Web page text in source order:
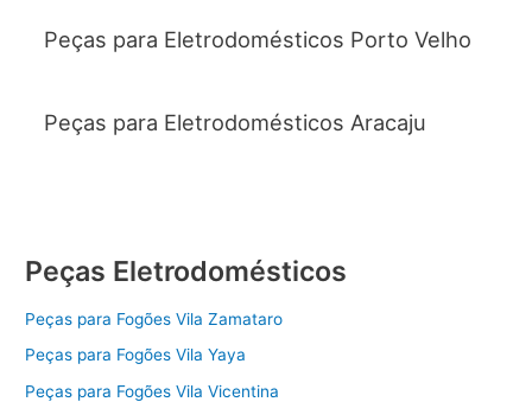
Peças para Eletrodomésticos Porto Velho
Peças para Eletrodomésticos Aracaju
Peças Eletrodomésticos
Peças para Fogões Vila Zamataro
Peças para Fogões Vila Yaya
Peças para Fogões Vila Vicentina